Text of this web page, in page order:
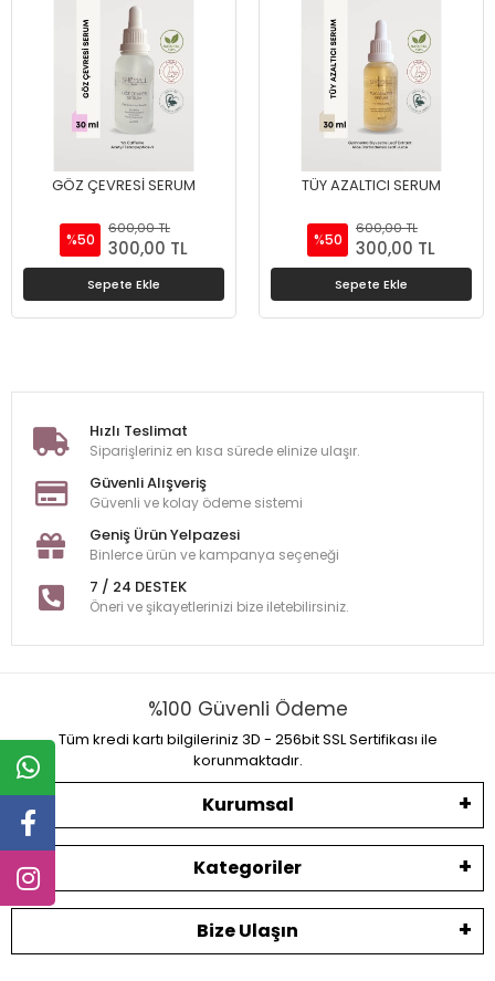
GÖZ ÇEVRESİ SERUM
%50
600,00 TL
300,00 TL
Sepete Ekle
TÜY AZALTICI SERUM
%50
600,00 TL
300,00 TL
Sepete Ekle
Hızlı Teslimat
Siparişleriniz en kısa sürede elinize ulaşır.
Güvenli Alışveriş
Güvenli ve kolay ödeme sistemi
Geniş Ürün Yelpazesi
Binlerce ürün ve kampanya seçeneği
7 / 24 DESTEK
Öneri ve şikayetlerinizi bize iletebilirsiniz.
%100 Güvenli Ödeme
Tüm kredi kartı bilgileriniz 3D - 256bit SSL Sertifikası ile
korunmaktadır.
Kurumsal
Kategoriler
Bize Ulaşın